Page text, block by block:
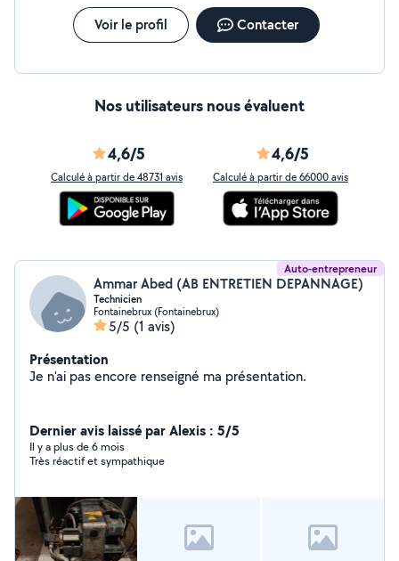
Voir le profil Contacter
Nos utilisateurs nous évaluent
4,6/5
Calculé à partir de 48731 avis
4,6/5
Calculé à partir de 66000 avis
Auto-entrepreneur
Ammar Abed (AB ENTRETIEN DEPANNAGE)
Technicien
Fontainebrux (Fontainebrux)
5/5 (1 avis)
Présentation
Je n'ai pas encore renseigné ma présentation.
Dernier avis laissé par Alexis : 5/5
Il y a plus de 6 mois
Très réactif et sympathique